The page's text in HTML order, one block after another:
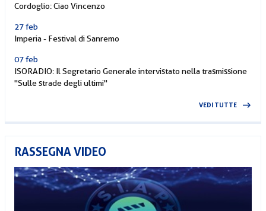
Cordoglio: Ciao Vincenzo
27 feb
Imperia - Festival di Sanremo
07 feb
ISORADIO: Il Segretario Generale intervistato nella trasmissione
"Sulle strade degli ultimi"
VEDI TUTTE
RASSEGNA VIDEO